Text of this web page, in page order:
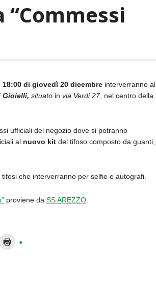
18:00 di giovedì 20 dicembreinterverranno al
Gioielli, situato in via Verdi 27, nel centro della
ufficiali del negozio dove si potranno
al nuovo kitdel tifoso composto da guanti,
che interverranno per selfie e autografi.
proviene da SS AREZZO.